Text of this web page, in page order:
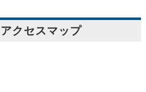
クセスマップ